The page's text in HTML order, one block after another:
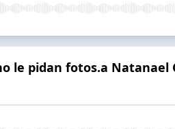
le pidan fotos.a Natanael